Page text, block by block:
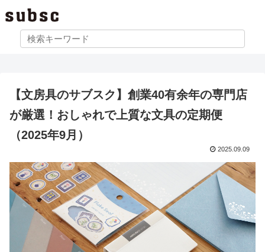
【文房具のサブスク】創業40有余年の専門店
が厳選！おしゃれで上質な文具の定期便
（2025年9月）
2025.09.09